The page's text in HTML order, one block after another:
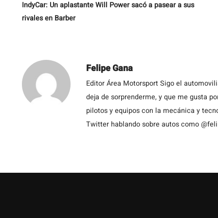
IndyCar: Un aplastante Will Power sacó a pasear a sus
rivales en Barber
Felipe Gana
Editor Área Motorsport Sigo el
deja de sorprenderme, y que me gusta
pilotos y equipos con la mecánica y
Twitter hablando sobre autos como